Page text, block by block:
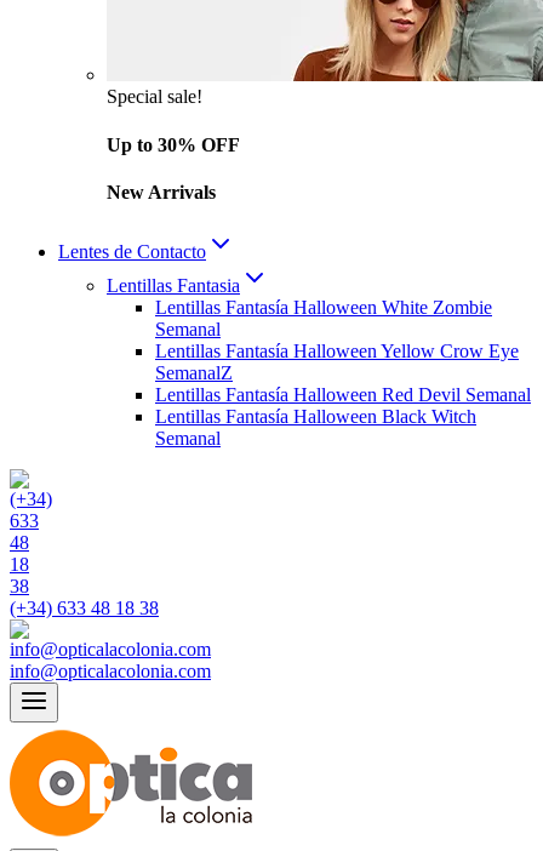
Special sale!
Up to 30% OFF
New Arrivals
Lentes de Contacto
Lentillas Fantasia
Lentillas Fantasía Halloween White Zombie
Semanal
Lentillas Fantasía Halloween Yellow Crow Eye
SemanalZ
Lentillas Fantasía Halloween Red Devil Semanal
Lentillas Fantasía Halloween Black Witch
Semanal
(+34) 633 48 18 38
info@opticalacolonia.com